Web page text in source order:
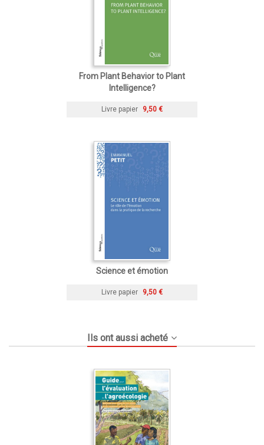
From Plant Behavior to Plant
Intelligence?
Livre papier 9,50 €
Science et émotion
Livre papier 9,50 €
Ils ont aussi acheté